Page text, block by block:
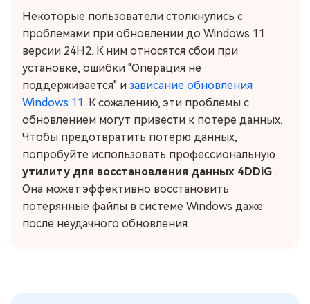
Некоторые пользователи столкнулись с
проблемами при обновлении до Windows 11
версии 24H2. К ним относятся сбои при
установке, ошибки "Операция не
поддерживается" и зависание обновления
Windows 11. К сожалению, эти проблемы с
обновлением могут привести к потере данных.
Чтобы предотвратить потерю данных,
попробуйте использовать профессиональную
утилиту для восстановления данных 4DDiG .
Она может эффективно восстановить
потерянные файлы в системе Windows даже
после неудачного обновления.